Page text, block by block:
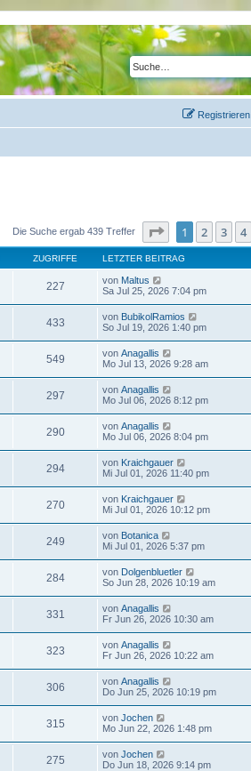
Registrieren
Die Suche ergab 439 Treffer Seite von9
1 2 3 4
ZUGRIFFE LETZTER BEITRAG
227 von Maltus
Sa Jul 25, 2026 7:04 pm
433 von BubikolRamios
So Jul 19, 2026 1:40 pm
549 von Anagallis
Mo Jul 13, 2026 9:28 am
297 von Anagallis
Mo Jul 06, 2026 8:12 pm
290 von Anagallis
Mo Jul 06, 2026 8:04 pm
294 von Kraichgauer
Mi Jul 01, 2026 11:40 pm
270 von Kraichgauer
Mi Jul 01, 2026 10:12 pm
249 von Botanica
Mi Jul 01, 2026 5:37 pm
284 von Dolgenbluetler
So Jun 28, 2026 10:19 am
331 von Anagallis
Fr Jun 26, 2026 10:30 am
323 von Anagallis
Fr Jun 26, 2026 10:22 am
306 von Anagallis
Do Jun 25, 2026 10:19 pm
315 von Jochen
Mo Jun 22, 2026 1:48 pm
275 von Jochen
Do Jun 18, 2026 9:14 pm